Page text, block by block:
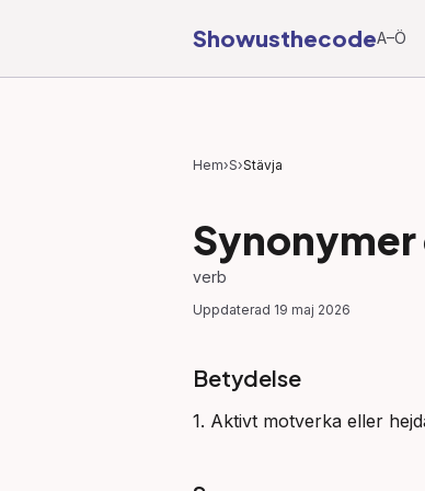
ShowusthecodeA–Ö
Hem›S›Stävja
verb
Uppdaterad 19 maj 2026
Betydelse
1. Aktivt motverka eller